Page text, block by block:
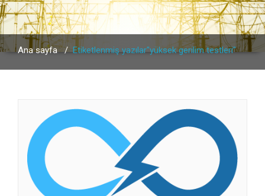
Ana sayfa/Etiketlenmiş yazılar"yüksek gerilim testleri"